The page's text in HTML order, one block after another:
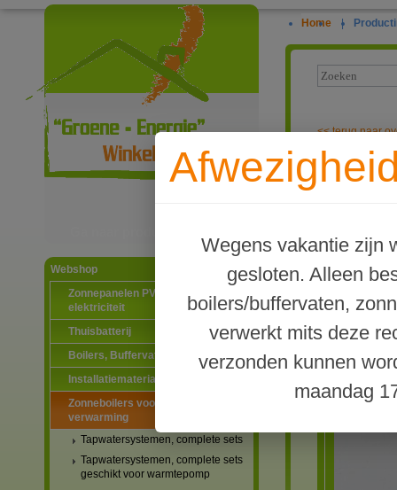
Webshop
Zonnepanelen PV-systemen
elektriciteit
Thuisbatterij
Boilers, Buffervaten en toebehoren
Installatiematerialen
Zonneboilers voor warmtapwater en
verwarming
Tapwatersystemen, complete sets
Tapwatersystemen, complete sets
geschikt voor warmtepomp
Home |
Wegens vakantie zijn
gesloten. Alleen
boilers/buffervaten,
verwerkt mits deze
verzonden kunnen
maandag
<<terug naar